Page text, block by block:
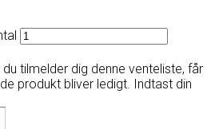
du tilmelder dig denne venteliste, får
produkt bliver ledigt. Indtast din